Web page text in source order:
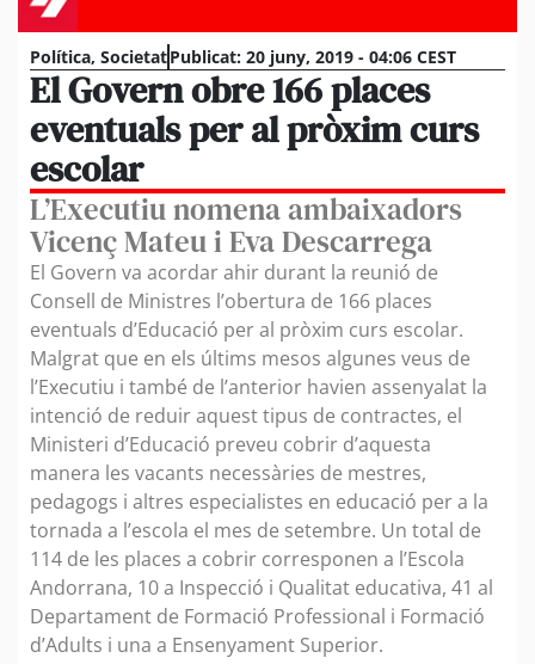
Política, SocietatPublicat: 20 juny, 2019 - 04:06 CEST
El Govern obre 166 places
eventuals per al pròxim curs
escolar
L’Executiu nomena ambaixadors
Vicenç Mateu i Eva Descarrega
El Govern va acordar ahir durant la reunió de
Consell de Ministres l’obertura de 166 places
eventuals d’Educació per al pròxim curs escolar.
Malgrat que en els últims mesos algunes veus de
l’Executiu i també de l’anterior havien assenyalat la
intenció de reduir aquest tipus de contractes, el
Ministeri d’Educació preveu cobrir d’aquesta
manera les vacants necessàries de mestres,
pedagogs i altres especialistes en educació per a la
tornada a l’escola el mes de setembre. Un total de
114 de les places a cobrir corresponen a l’Escola
Andorrana, 10 a Inspecció i Qualitat educativa, 41 al
Departament de Formació Professional i Formació
d’Adults i una a Ensenyament Superior.